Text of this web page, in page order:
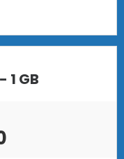
1 GB